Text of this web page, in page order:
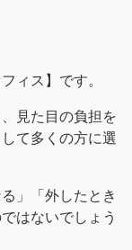
ィス】です。
見た目の負担を
て多くの方に選
」「外したとき
はないでしょう